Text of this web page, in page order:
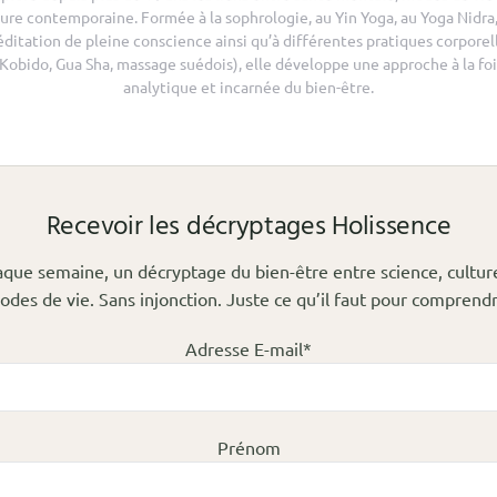
contemporaine. Formée à la sophrologie, au Yin Yoga, au Yoga
de pleine conscience ainsi qu’à différentes pratiques
Gua Sha, massage suédois), elle développe une approche à la
analytique et incarnée du bien-être.
Recevoir les décryptages Holissence
semaine, un décryptage du bien-être entre science,
de vie. Sans injonction. Juste ce qu’il faut pour
Adresse E-mail*
Prénom